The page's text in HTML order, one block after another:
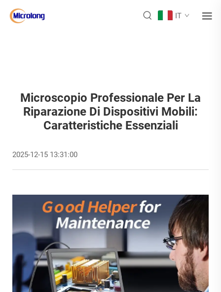
IT
Microscopio Professionale Per La
Riparazione Di Dispositivi Mobili:
Caratteristiche Essenziali
2025-12-15 13:31:00